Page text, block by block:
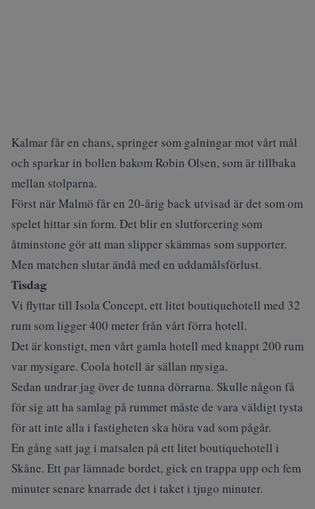
Kalmar får en chans, springer som galningar mot vårt mål
och sparkar in bollen bakom Robin Olsen, som är tillbaka
mellan stolparna.
Först när Malmö får en 20-årig back utvisad är det som om
spelet hittar sin form. Det blir en slutforcering som
åtminstone gör att man slipper skämmas som supporter.
Men matchen slutar ändå med en uddamålsförlust.
Tisdag
Vi flyttar till Isola Concept, ett litet boutiquehotell med 32
rum som ligger 400 meter från vårt förra hotell.
Det är konstigt, men vårt gamla hotell med knappt 200 rum
var mysigare. Coola hotell är sällan mysiga.
Sedan undrar jag över de tunna dörrarna. Skulle någon få
för sig att ha samlag på rummet måste de vara väldigt tysta
för att inte alla i fastigheten ska höra vad som pågår.
En gång satt jag i matsalen på ett litet boutiquehotell i
Skåne. Ett par lämnade bordet, gick en trappa upp och fem
minuter senare knarrade det i taket i tjugo minuter.